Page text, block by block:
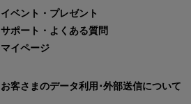
イベント・プレゼント
サポート・よくある質問
マイページ
お客さまのデータ利用･外部送信について